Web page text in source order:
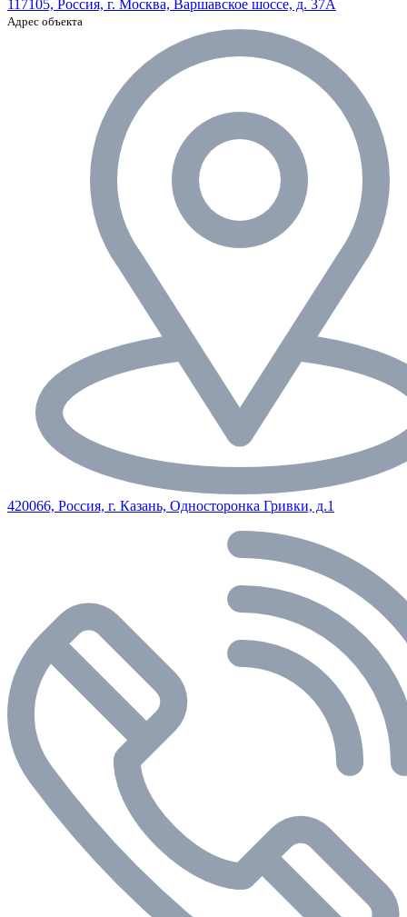
117105, Россия, г. Москва, Варшавское шоссе, д. 37А
Адрес объекта
420066, Россия, г. Казань, Односторонка Гривки, д.1